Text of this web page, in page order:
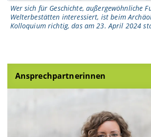
Wer sich für Geschichte, außergewöhnliche
Welterbestätten interessiert, ist beim
Kolloquium richtig, das am 23. April 2024
Ansprechpartnerinnen